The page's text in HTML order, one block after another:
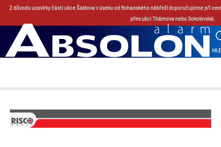
Z důvodu uzavírky části ulice Šaldova v úseku od Rohanského nábřeží doporučujeme při
přes ulici Thámova nebo Sokolovská.